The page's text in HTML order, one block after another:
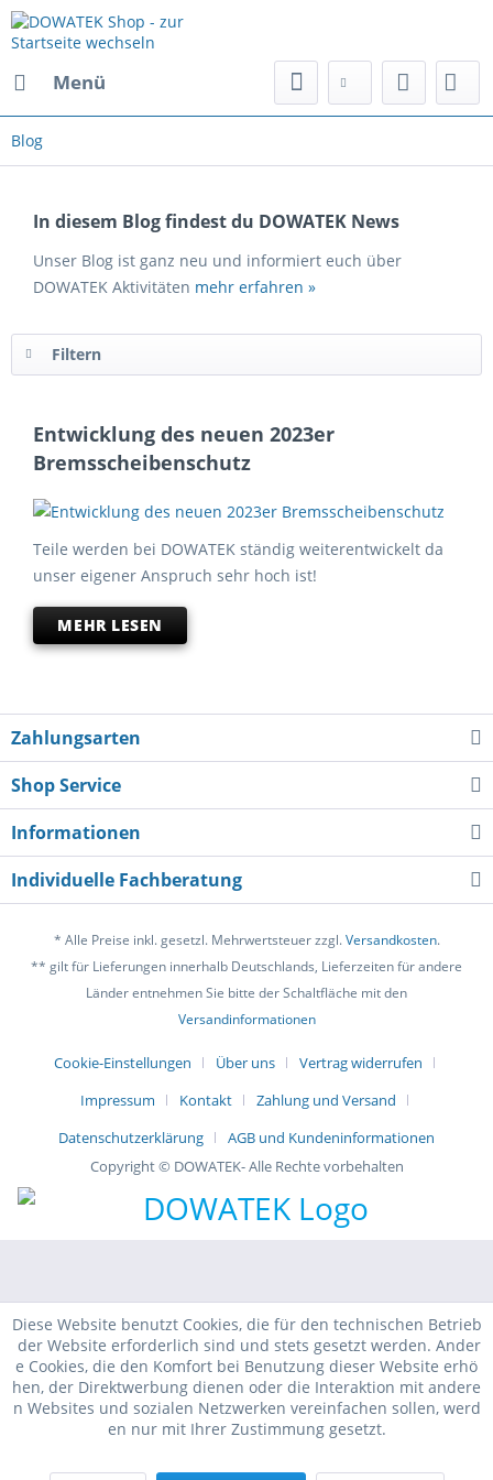
Menü
Blog
In diesem Blog findest du DOWATEK News
Unser Blog ist ganz neu und informiert euch über
DOWATEK Aktivitäten mehr erfahren »
Filtern
Entwicklung des neuen 2023er
Bremsscheibenschutz
Teile werden bei DOWATEK ständig weiterentwickelt da
unser eigener Anspruch sehr hoch ist!
MEHR LESEN
Zahlungsarten
Shop Service
Informationen
Individuelle Fachberatung
* Alle Preise inkl. gesetzl. Mehrwertsteuer zzgl.Versandkosten.
** gilt für Lieferungen innerhalb Deutschlands, Lieferzeiten für andere
Länder entnehmen Sie bitte der Schaltfläche mit den
Versandinformationen
Cookie-Einstellungen Über uns
Vertrag widerrufen
Impressum
Kontakt
Zahlung und Versand
Datenschutzerklärung
AGB und Kundeninformationen
Copyright © DOWATEK- Alle Rechte vorbehalten
Diese Website benutzt Cookies, die für den technischen Betrieb
der Website erforderlich sind und stets gesetzt werden. Ander
e Cookies, die den Komfort bei Benutzung dieser Website erhö
hen, der Direktwerbung dienen oder die Interaktion mit andere
n Websites und sozialen Netzwerken vereinfachen sollen, werd
en nur mit Ihrer Zustimmung gesetzt.